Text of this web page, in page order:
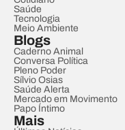
Saúde
Tecnologia
Meio Ambiente
Blogs
Caderno Animal
Conversa Política
Pleno Poder
Sílvio Osias
Saúde Alerta
Mercado em Movimento
Papo Íntimo
Mais